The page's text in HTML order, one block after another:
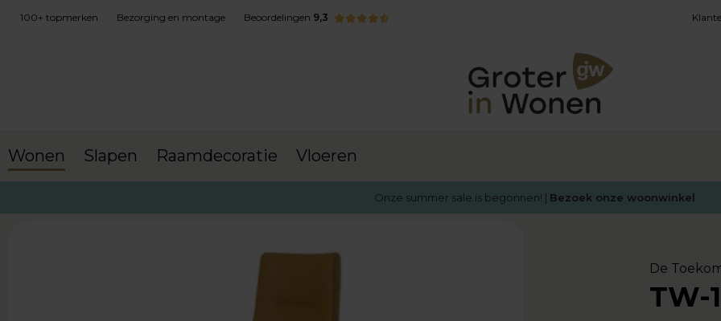
100+ topmerken Bezorging en montage Beoordelingen 9,3
Wonen Slapen Raamdecoratie Vloeren
Onze summer sale is begonnen! | Bezoek onze woonwinkel
terug naar Wonen Relaxfauteuils
De
TW-